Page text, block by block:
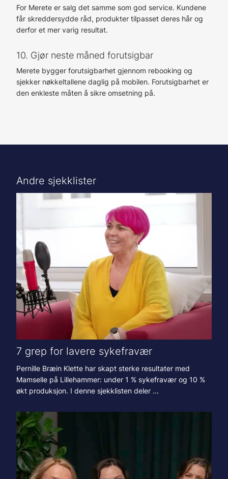
For Merete er salg det samme som god service. Kundene
får skreddersydde råd, produkter tilpasset deres hår og
derfor et mer varig resultat.
10. Gjør neste måned forutsigbar
Merete bygger forutsigbarhet gjennom rebooking og
sjekker nøkkeltallene daglig på mobilen. Forutsigbarhet er
den enkleste måten å sikre omsetning på.
Andre sjekklister
7 grep for lavere sykefravær
Pernille Bræin Klette har skapt sterke resultater med
Mamselle på Lillehammer: under 1 % sykefravær og 10 %
økt produksjon. I denne sjekklisten deler ...